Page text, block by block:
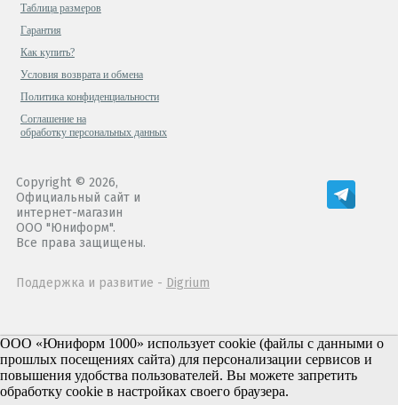
Таблица размеров
Гарантия
Как купить?
Условия возврата и обмена
Политика конфиденциальности
Cоглашение на
обработку персональных данных
Copyright © 2026,
Официальный сайт и
интернет-магазин
ООО "Юниформ".
Все права защищены.
Поддержка и развитие - Digrium
ООО «Юниформ 1000» использует cookie (файлы с данными о
прошлых посещениях сайта) для персонализации сервисов и
повышения удобства пользователей. Вы можете запретить
обработку cookie в настройках своего браузера.